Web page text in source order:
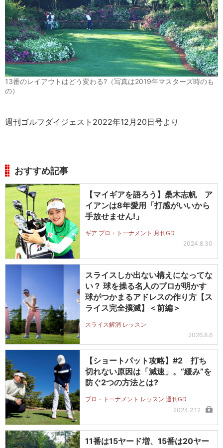
13番のレイアウトはどう変わる?（写真は2019年マスターズ時のも
の）
週刊ゴルフダイジェスト2022年12月20日号より
おすすめ記事
【マイギアを語ろう】桑木志帆 ア
イアンは8年愛用「打感がいいから
手放せません!」
ギア プロ・トーナメント 月刊GD
2024.8.30
スライスしか出ない構えになってな
い？ 球を操る名人のプロが明かす
球がつかまるアドレスの作り方【ス
ライス完全撲滅】＜前編＞
スライス解消 レッスン
2026.8.6
【ショートパット攻略】#2 打ち
切れない原因は「減速」。“緩み”を
防ぐ2つの方法とは?
プロ・トーナメント レッスン 週刊GD
2024.2.12
11番は15ヤード増、15番は20ヤー